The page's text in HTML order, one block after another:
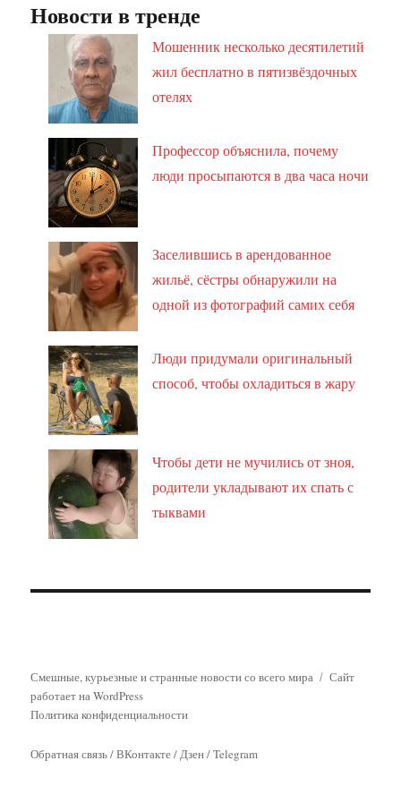
Новости в тренде
Мошенник несколько десятилетий
жил бесплатно в пятизвёздочных
отелях
Профессор объяснила, почему
люди просыпаются в два часа ночи
Заселившись в арендованное
жильё, сёстры обнаружили на
одной из фотографий самих себя
Люди придумали оригинальный
способ, чтобы охладиться в жару
Чтобы дети не мучились от зноя,
родители укладывают их спать с
тыквами
Смешные, курьезные и странные новости со всего мира
Сайт
работает на WordPress
Политика конфиденциальности
Обратная связь/ВКонтакте/Дзен/Telegram